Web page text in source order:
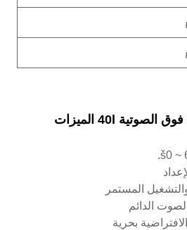
3. منظف بالموجات فوق الصوتية 40l الميزات